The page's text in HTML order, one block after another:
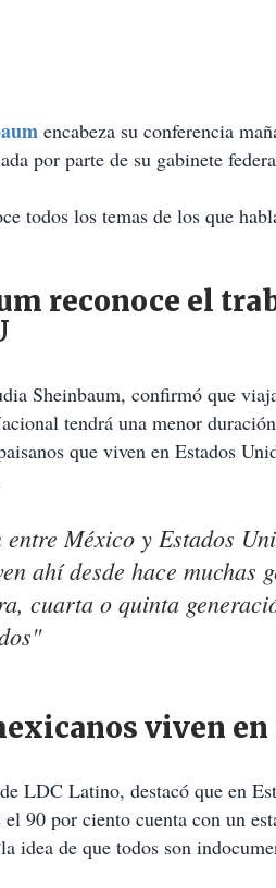
encabeza su conferencia
por parte de su gabinete
todos los temas de los que
reconoce el
Sheinbaum, confirmó que
tendrá una menor
que viven en Estados
México y Estados
ahí desde hace muchas
cuarta o quinta
viven en
LDC Latino, destacó que en
90 por ciento cuenta con un
idea de que todos son